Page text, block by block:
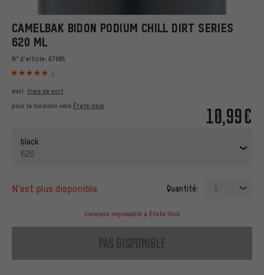
CAMELBAK BIDON PODIUM CHILL DIRT SERIES
620 ML
N° d'article: 67685
4
10,99€
excl. frais de port
pour la livraison vers États-Unis
black
620
n’est plus disponible Quantité: 1
Livraison impossible à États-Unis
pas disponible